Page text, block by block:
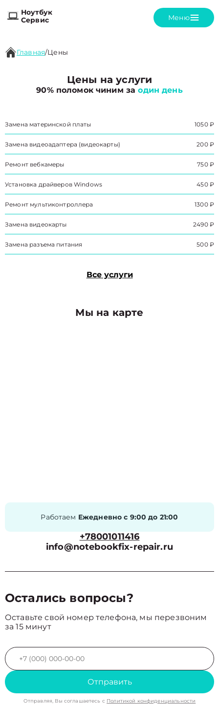
Ноутбук
Сервис
Меню
Главная/Цены
Цены на услуги
90% поломок чиним заодин день
Замена материнской платы 1050 ₽
Замена видеоадаптера (видеокарты) 200 ₽
Ремонт вебкамеры 750 ₽
Установка драйверов Windows 450 ₽
Ремонт мультиконтроллера 1300 ₽
Замена видеокарты 2490 ₽
Замена разъема питания 500 ₽
Все услуги
Мы на карте
Работаем Ежедневно с 9:00 до 21:00
+78001011416
info@notebookfix-repair.ru
Остались вопросы?
Оставьте свой номер телефона, мы перезвоним
за 15 минут
Отправить
Отправляя, Вы соглашаетесь с Политикой конфиденциальности